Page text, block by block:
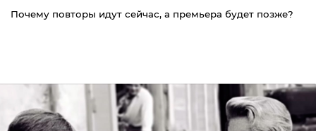
Почему повторы идут сейчас, а премьера будет позже?